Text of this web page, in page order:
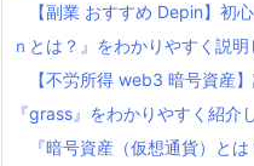
【副業 おすすめ Depin】初
ｎとは？』をわかりやすく説明
【不労所得 web3 暗号資産
『grass』をわかりやすく紹介
『暗号資産（仮想通貨）と